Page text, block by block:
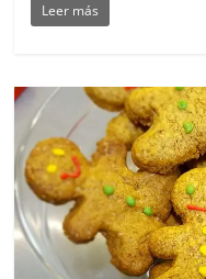
Leer más